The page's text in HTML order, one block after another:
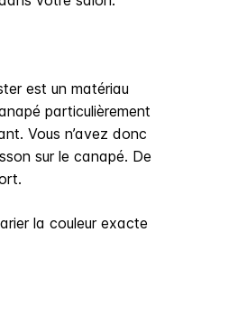
est un matériau
particulièrement
Vous n’avez donc
sur le canapé. De
la couleur exacte